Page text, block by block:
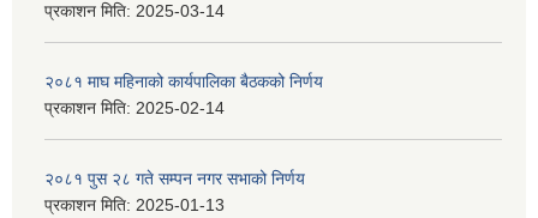
प्रकाशन मिति: 2025-03-14
२०८१ माघ महिनाको कार्यपालिका बैठकको निर्णय
प्रकाशन मिति: 2025-02-14
२०८१ पुस २८ गते सम्प‍न नगर सभाको निर्णय
प्रकाशन मिति: 2025-01-13